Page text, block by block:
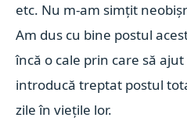
etc. Nu m-am simțit
Am dus cu bine postul
încă o cale prin care să
introducă treptat postul
zile în viețile lor.